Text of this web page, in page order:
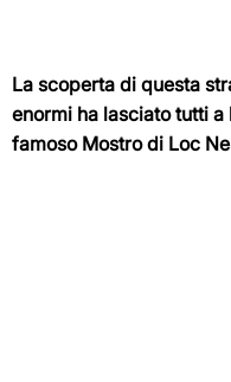
La scoperta di questa
enormi ha lasciato tutti
famoso Mostro di Loc